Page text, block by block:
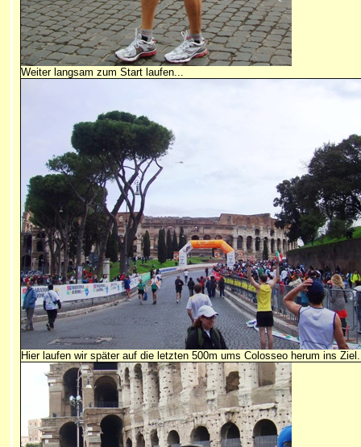
Weiter langsam zum Start laufen...
Hier laufen wir später auf die letzten 500m ums Colosseo herum ins